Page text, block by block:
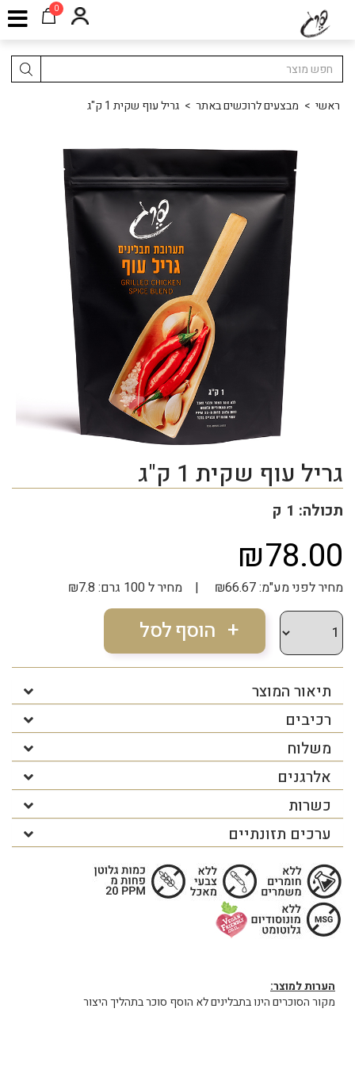
0
ראשי > מבצעים לרוכשים באתר > גריל עוף שקית 1 ק"ג
גריל עוף שקית 1 ק"ג
תכולה: 1 ק
₪78.00
מחיר לפני מע"מ: ₪66.67 | מחיר ל 100 גרם: ₪7.8
תיאור המוצר
רכיבים
משלוח
אלרגנים
כשרות
ערכים תזונתיים
הערות למוצר:
מקור הסוכרים הינו בתבלינים לא הוסף סוכר בתהליך היצור